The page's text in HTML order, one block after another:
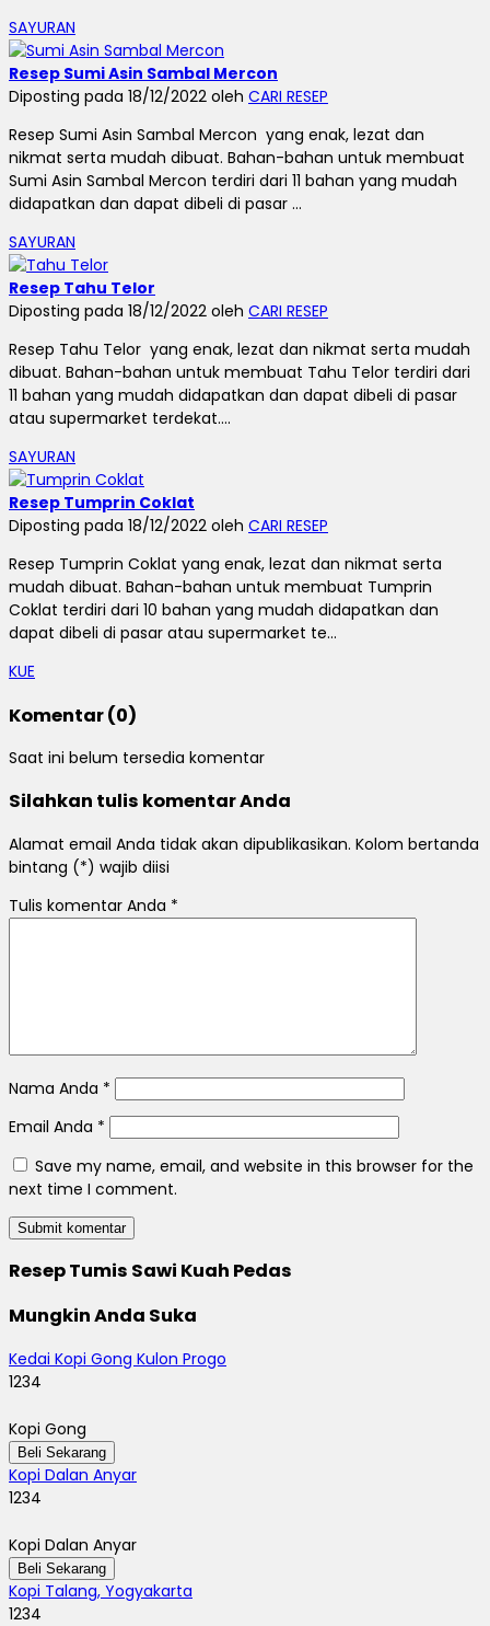
SAYURAN
Resep Sumi Asin Sambal Mercon
Diposting pada 18/12/2022 oleh CARI RESEP
Resep Sumi Asin Sambal Mercon yang enak, lezat dan
nikmat serta mudah dibuat. Bahan-bahan untuk membuat
Sumi Asin Sambal Mercon terdiri dari 11 bahan yang mudah
didapatkan dan dapat dibeli di pasar ...
SAYURAN
Resep Tahu Telor
Diposting pada 18/12/2022 oleh CARI RESEP
Resep Tahu Telor yang enak, lezat dan nikmat serta mudah
dibuat. Bahan-bahan untuk membuat Tahu Telor terdiri dari
11 bahan yang mudah didapatkan dan dapat dibeli di pasar
atau supermarket terdekat....
SAYURAN
Resep Tumprin Coklat
Diposting pada 18/12/2022 oleh CARI RESEP
Resep Tumprin Coklat yang enak, lezat dan nikmat serta
mudah dibuat. Bahan-bahan untuk membuat Tumprin
Coklat terdiri dari 10 bahan yang mudah didapatkan dan
dapat dibeli di pasar atau supermarket te...
KUE
Komentar (0)
Saat ini belum tersedia komentar
Silahkan tulis komentar Anda
Alamat email Anda tidak akan dipublikasikan. Kolom bertanda
bintang (*) wajib diisi
Tulis komentar Anda *
Nama Anda *
Email Anda *
Save my name, email, and website in this browser for the
next time I comment.
Resep Tumis Sawi Kuah Pedas
Mungkin Anda Suka
Kedai Kopi Gong Kulon Progo
1234
Kopi Gong
Beli Sekarang
Kopi Dalan Anyar
1234
Kopi Dalan Anyar
Beli Sekarang
Kopi Talang, Yogyakarta
1234